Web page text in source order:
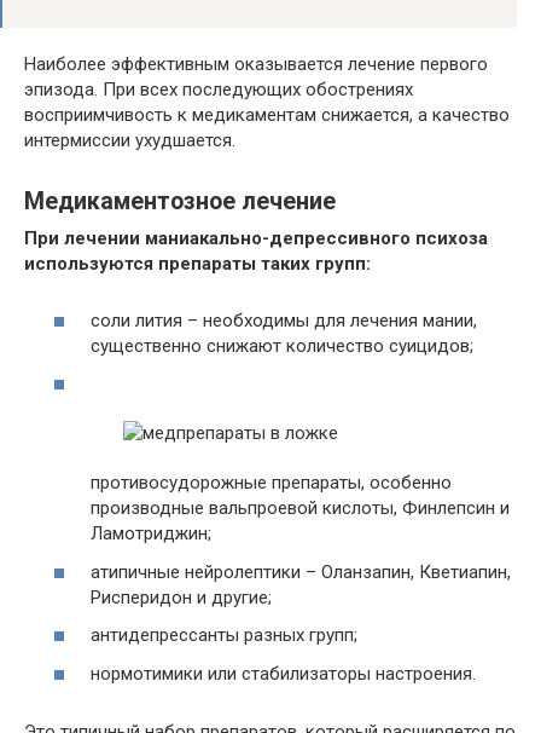
Наиболее эффективным оказывается лечение первого
эпизода. При всех последующих обострениях
восприимчивость к медикаментам снижается, а качество
интермиссии ухудшается.
Медикаментозное лечение
При лечении маниакально-депрессивного психоза
используются препараты таких групп:
соли лития – необходимы для лечения мании,
существенно снижают количество суицидов;
противосудорожные препараты, особенно
производные вальпроевой кислоты, Финлепсин и
Ламотриджин;
атипичные нейролептики – Оланзапин, Кветиапин,
Рисперидон и другие;
антидепрессанты разных групп;
нормотимики или стабилизаторы настроения.